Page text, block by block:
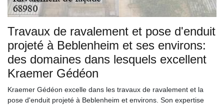
Travaux de ravalement et pose d'enduit
projeté à Beblenheim et ses environs:
des domaines dans lesquels excellent
Kraemer Gédéon
Kraemer Gédéon excelle dans les travaux de ravalement et la
pose d'enduit projeté à Beblenheim et environs. Son expertise